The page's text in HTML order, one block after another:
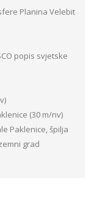
Planina Velebit
popis svjetske
(30 m/nv)
Paklenice, špilja
grad